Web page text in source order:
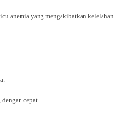
anemia yang mengakibatkan kelelahan.
cepat.